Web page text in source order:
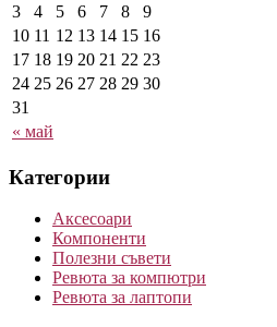
« май
3
4 5 6 7 8
9
10 11 12 13 14 15 16
17 18 19 20 21 22 23
24 25 26 27 28 29 30
31
Категории
Аксесоари
Компоненти
Полезни съвети
Ревюта за компютри
Ревюта за лаптопи